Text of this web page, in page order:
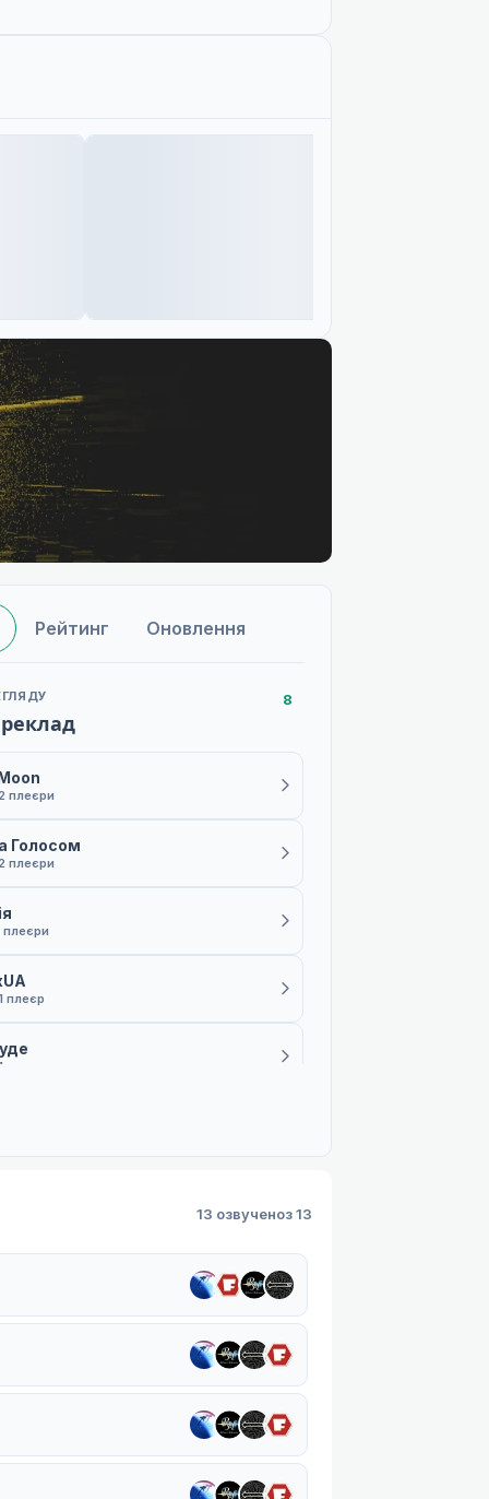
Рейтинг Оновлення
8
плеєри
Голосом
плеєри
плеєри
плеєр
плеєр
13 озвученоз 13